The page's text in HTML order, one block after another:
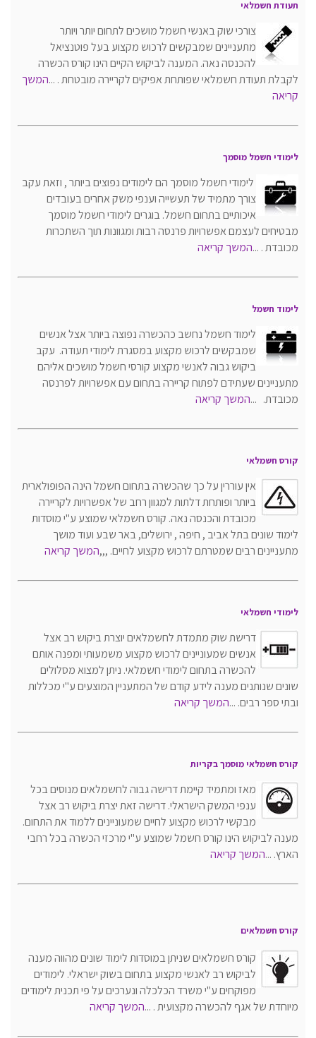
תעודת חשמלאי
צורכי שוק באנשי חשמל מושכים לתחום יותר ויותר
מתעניינים שמבקשים לרכוש מקצוע בעל פוטנציאל
להכנסה נאה. המענה לביקוש הקיים הינו קורס הכשרה
לקבלת תעודת חשמלאי שפותחת אפיקים לקריירה מובטחת . ...המשך
קריאה
לימודי חשמל מוסמך
לימודי חשמל מוסמך הם לימודים נפוצים ביותר , וזאת עקב
צורך מתמיד של תעשייה וענפי משק אחרים בעובדים
איכותיים בתחום חשמל. בוגרים לימודי חשמל מוסמך
מבטיחים לעצמם אפשרויות פרנסה רבות ומגוונות תוך השתכרות
מכובדת . ...המשך קריאה
לימוד חשמל
לימוד חשמל נחשב כהכשרה נפוצה ביותר אצל אנשים
שמבקשים לרכוש מקצוע במסגרת לימודי תעודה. עקב
ביקוש גבוה לאנשי מקצוע קורסי חשמל מושכים אליהם
מתעניינים שעתידם לפתוח קריירה בתחום עם אפשרויות לפרנסה
מכובדת. ...המשך קריאה
קורס חשמלאי
אין עוררין על כך שהכשרה בתחום חשמל הינה הפופולארית
ביותר ופותחת דלתות למגוון רחב של אפשרויות לקריירה
מכובדת והכנסה נאה. קורס חשמלאי שמוצע ע"י מוסדות
לימוד שונים בתל אביב , חיפה , ירושלים, באר שבע ועוד מושך
מתעניינים רבים שמטרתם לרכוש מקצוע לחיים. ,,,המשך קריאה
לימודי חשמלאי
דרישת שוק מתמדת לחשמלאים יוצרת ביקוש רב אצל
אנשים שמעוניינים לרכוש מקצוע משמעותי ומפנה אותם
להכשרה בתחום לימודי חשמלאי. ניתן למצוא מסלולים
שונים שנותנים מענה לידע קודם של המתעניין המוצעים ע"י מכללות
ובתי ספר רבים. ...המשך קריאה
קורס חשמלאי מוסמך בקריות
מאז ומתמיד קיימת דרישה גבוה לחשמלאים מנוסים בכל
ענפי המשק הישראלי. דרישה זאת יצרת ביקוש רב אצל
מבקשי לרכוש מקצוע לחיים שמעוניינים ללמוד את התחום.
מענה לביקוש הינו קורס חשמל שמוצע ע"י מרכזי הכשרה בכל רחבי
הארץ. ...המשך קריאה
קורס חשמלאים
קורס חשמלאים שניתן במוסדות לימוד שונים מהווה מענה
לביקוש רב לאנשי מקצוע בתחום בשוק ישראלי. לימודים
מפוקחים ע"י משרד הכלכלה ונערכים על פי תכנית לימודים
מיוחדת של אגף להכשרה מקצועית. ...המשך קריאה